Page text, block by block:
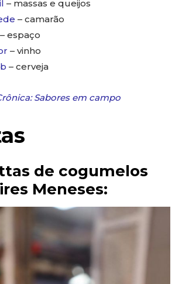
– massas e queijos
– camarão
– espaço
– vinho
– cerveja
Sabores em campo
de cogumelos
Meneses: